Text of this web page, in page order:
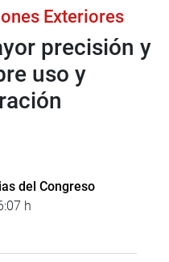
Exteriores
precisión y
uso y
del Congreso
h